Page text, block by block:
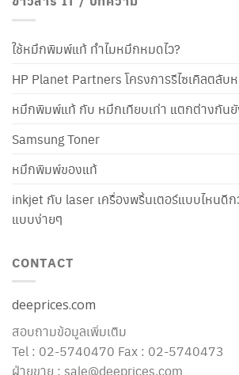
ใช้หมึกพิมพ์แท้ ทำไมหมึกหมดไว?
HP Planet Partners โครงการรีไซเคิลตลับ
หมึกพิมพ์แท้ กับ หมึกเทียบเท่า แตกต่างกันยั
Samsung Toner
หมึกพิมพ์ของแท้
inkjet กับ laser เครื่องพริ้นเตอร์แบบไหนดีก
แบบง่ายๆ
CONTACT
deeprices.com
สอบถามข้อมูลเพิ่มเติม
Tel : 02-5740470 Fax : 02-5740473
ฝ่ายขาย : sale@deeprices.com